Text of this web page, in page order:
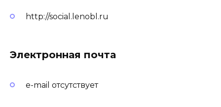
http://social.lenobl.ru
Электронная почта
e-mail отсутствует